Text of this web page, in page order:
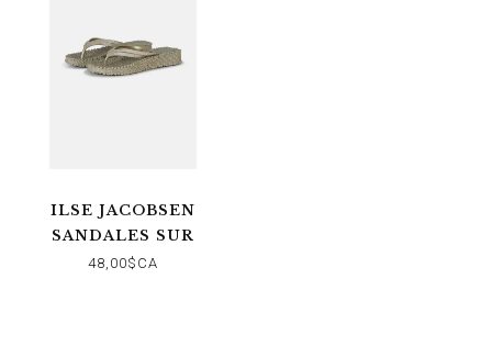
ILSE JACOBSEN
SANDALES SUR
SEMELLE
48,00$CA